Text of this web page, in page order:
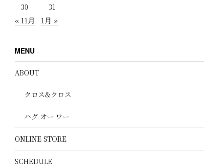
30
31
« 11月 1月 »
MENU
ABOUT
クロス&クロス
ハグ オー ワー
ONLINE STORE
SCHEDULE